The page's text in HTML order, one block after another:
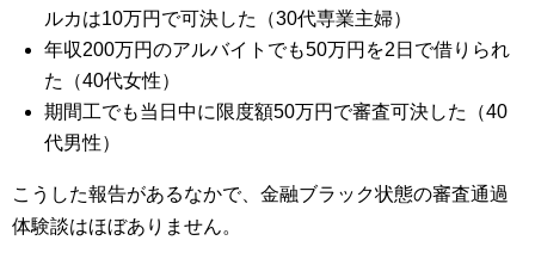
ルカは10万円で可決した（30代専業主婦）
年収200万円のアルバイトでも50万円を2日で借りられ
た（40代女性）
期間工でも当日中に限度額50万円で審査可決した（40
代男性）
こうした報告があるなかで、金融ブラック状態の審査通過
体験談はほぼありません。